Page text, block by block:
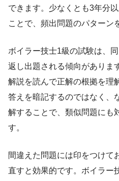
できます。少なくとも3年分
ことで、頻出問題のパターン
ボイラー技士1級の試験は、
返し出題される傾向がありま
解説を読んで正解の根拠を理
答えを暗記するのではなく、
解することで、類似問題にも
す。
間違えた問題には印をつけて
直すと効果的です。ボイラー